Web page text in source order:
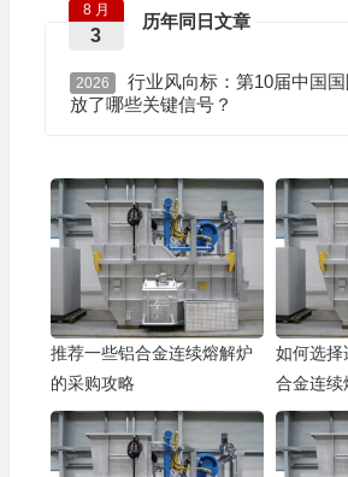
历年同日文章
8 月
3
2026
行业风向标：第10届中国
放了哪些关键信号？
推荐一些铝合金连续熔解炉
的采购攻略
如何选择
合金连续